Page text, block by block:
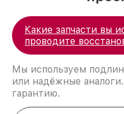
Какие запчасти вы
проводите
Мы используем
или надёжные
гарантию.